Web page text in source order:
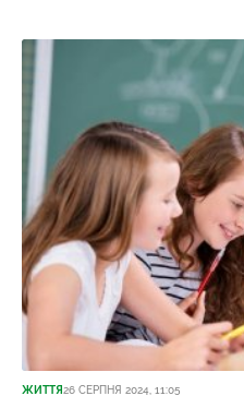
ЖИТТЯ26 СЕРПНЯ 2024, 11:05